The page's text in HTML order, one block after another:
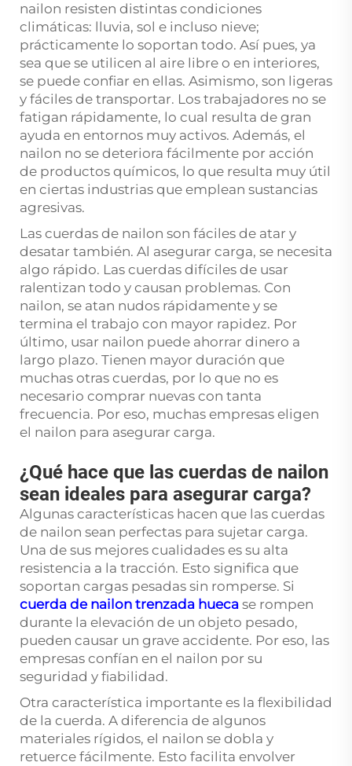
nailon resisten distintas condiciones
climáticas: lluvia, sol e incluso nieve;
prácticamente lo soportan todo. Así pues, ya
sea que se utilicen al aire libre o en interiores,
se puede confiar en ellas. Asimismo, son ligeras
y fáciles de transportar. Los trabajadores no se
fatigan rápidamente, lo cual resulta de gran
ayuda en entornos muy activos. Además, el
nailon no se deteriora fácilmente por acción
de productos químicos, lo que resulta muy útil
en ciertas industrias que emplean sustancias
agresivas.
Las cuerdas de nailon son fáciles de atar y
desatar también. Al asegurar carga, se necesita
algo rápido. Las cuerdas difíciles de usar
ralentizan todo y causan problemas. Con
nailon, se atan nudos rápidamente y se
termina el trabajo con mayor rapidez. Por
último, usar nailon puede ahorrar dinero a
largo plazo. Tienen mayor duración que
muchas otras cuerdas, por lo que no es
necesario comprar nuevas con tanta
frecuencia. Por eso, muchas empresas eligen
el nailon para asegurar carga.
¿Qué hace que las cuerdas de nailon
sean ideales para asegurar carga?
Algunas características hacen que las cuerdas
de nailon sean perfectas para sujetar carga.
Una de sus mejores cualidades es su alta
resistencia a la tracción. Esto significa que
soportan cargas pesadas sin romperse. Si
cuerda de nailon trenzada hueca se rompen
durante la elevación de un objeto pesado,
pueden causar un grave accidente. Por eso, las
empresas confían en el nailon por su
seguridad y fiabilidad.
Otra característica importante es la flexibilidad
de la cuerda. A diferencia de algunos
materiales rígidos, el nailon se dobla y
retuerce fácilmente. Esto facilita envolver